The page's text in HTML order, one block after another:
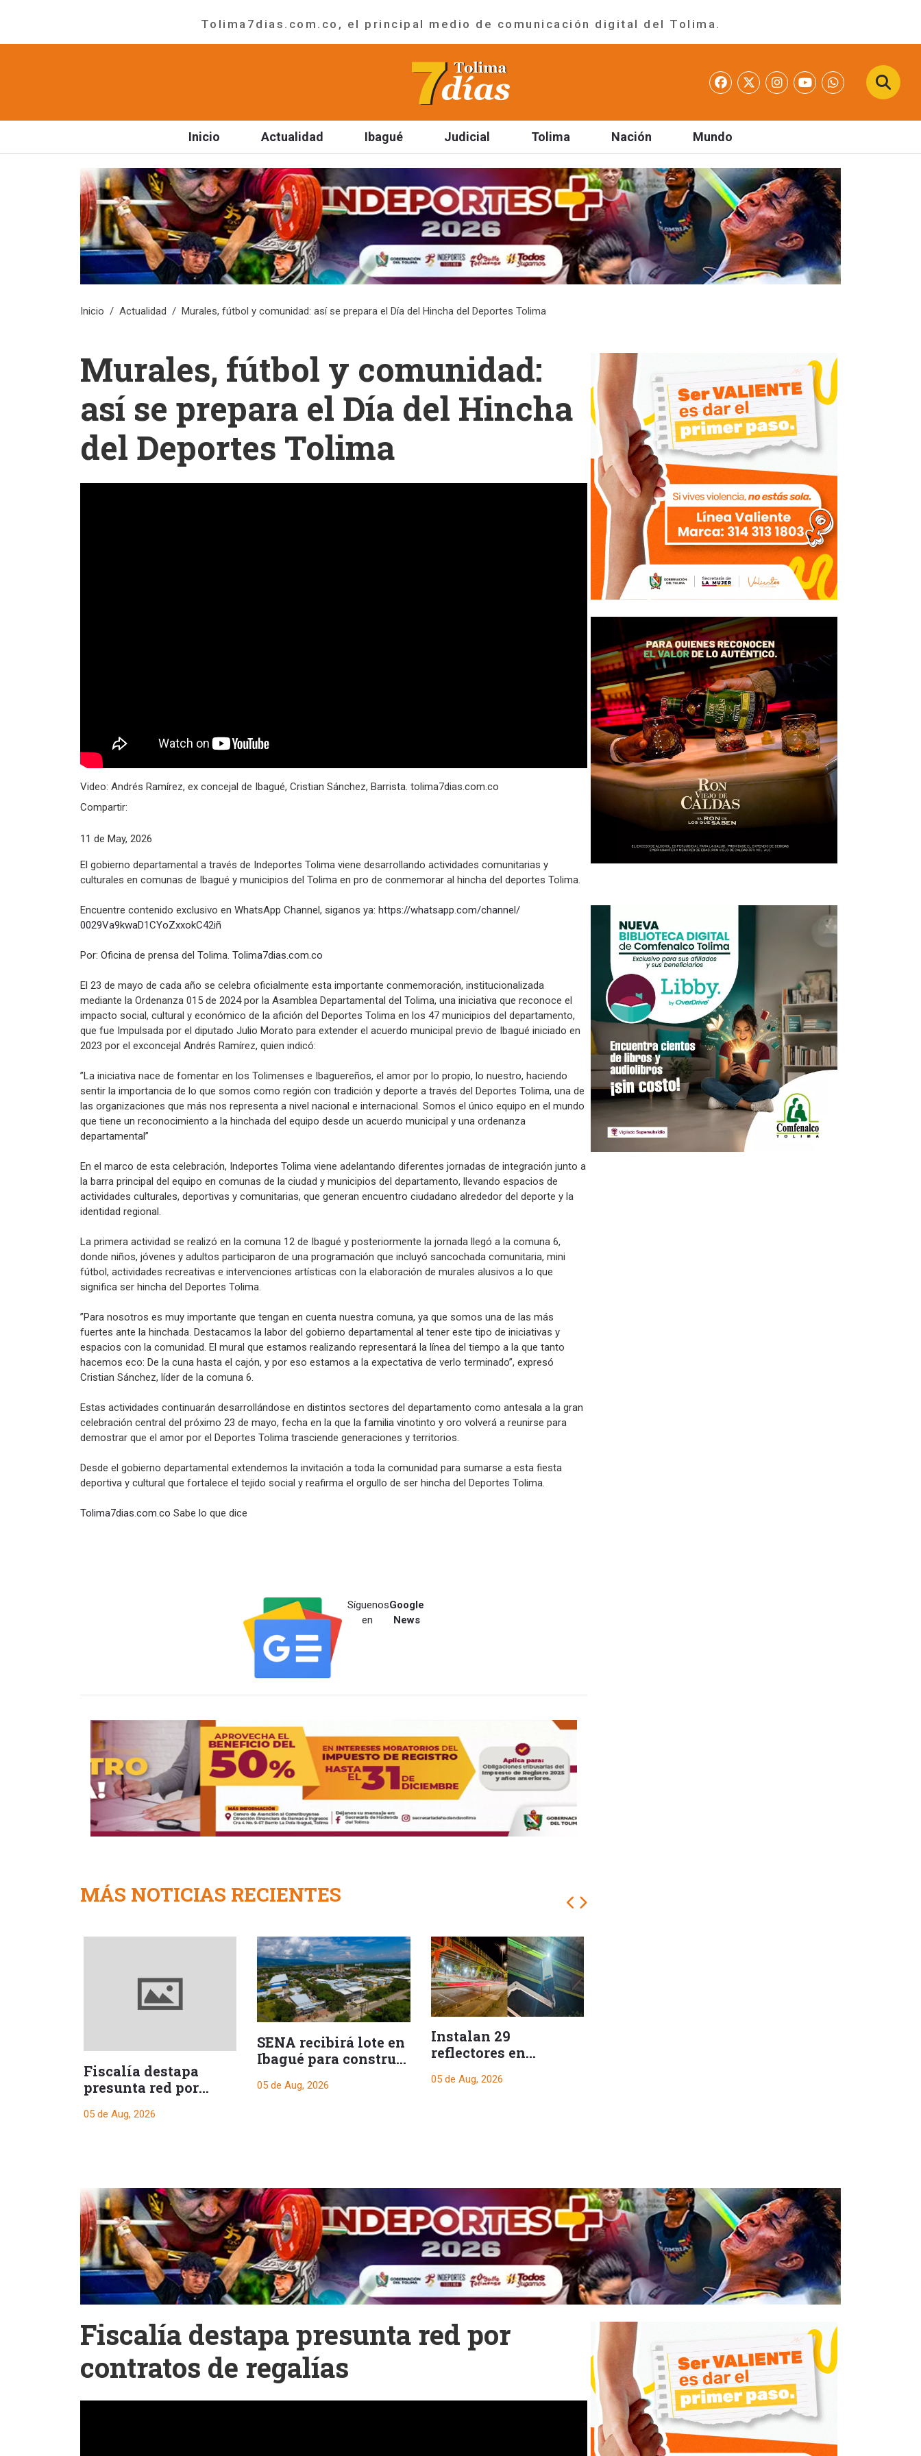
Tolima7dias.com.co, el principal medio de comunicación digital del Tolima.
Inicio Actualidad Ibagué Judicial Tolima Nación Mundo
Inicio Actualidad Murales, fútbol y comunidad: así se prepara el Día del Hincha del Deportes Tolima
Murales, fútbol y comunidad:
así se prepara el Día del Hincha
del Deportes Tolima
Video: Andrés Ramírez, ex concejal de Ibagué, Cristian Sánchez, Barrista. tolima7dias.com.co
Compartir:
11 de May, 2026
El gobierno departamental a través de Indeportes Tolima viene desarrollando actividades comunitarias y
culturales en comunas de Ibagué y municipios del Tolima en pro de conmemorar al hincha del deportes Tolima.
Encuentre contenido exclusivo en WhatsApp Channel, siganos ya: https://whatsapp.com/channel/
0029Va9kwaD1CYoZxxokC42iñ
Por: Oficina de prensa del Tolima. Tolima7dias.com.co
El 23 de mayo de cada año se celebra oficialmente esta importante conmemoración, institucionalizada
mediante la Ordenanza 015 de 2024 por la Asamblea Departamental del Tolima, una iniciativa que reconoce el
impacto social, cultural y económico de la afición del Deportes Tolima en los 47 municipios del departamento,
que fue Impulsada por el diputado Julio Morato para extender el acuerdo municipal previo de Ibagué iniciado en
2023 por el exconcejal Andrés Ramírez, quien indicó:
”La iniciativa nace de fomentar en los Tolimenses e Ibaguereños, el amor por lo propio, lo nuestro, haciendo
sentir la importancia de lo que somos como región con tradición y deporte a través del Deportes Tolima, una de
las organizaciones que más nos representa a nivel nacional e internacional. Somos el único equipo en el mundo
que tiene un reconocimiento a la hinchada del equipo desde un acuerdo municipal y una ordenanza
departamental”
En el marco de esta celebración, Indeportes Tolima viene adelantando diferentes jornadas de integración junto a
la barra principal del equipo en comunas de la ciudad y municipios del departamento, llevando espacios de
actividades culturales, deportivas y comunitarias, que generan encuentro ciudadano alrededor del deporte y la
identidad regional.
La primera actividad se realizó en la comuna 12 de Ibagué y posteriormente la jornada llegó a la comuna 6,
donde niños, jóvenes y adultos participaron de una programación que incluyó sancochada comunitaria, mini
fútbol, actividades recreativas e intervenciones artísticas con la elaboración de murales alusivos a lo que
significa ser hincha del Deportes Tolima.
”Para nosotros es muy importante que tengan en cuenta nuestra comuna, ya que somos una de las más
fuertes ante la hinchada. Destacamos la labor del gobierno departamental al tener este tipo de iniciativas y
espacios con la comunidad. El mural que estamos realizando representará la línea del tiempo a la que tanto
hacemos eco: De la cuna hasta el cajón, y por eso estamos a la expectativa de verlo terminado”, expresó
Cristian Sánchez, líder de la comuna 6.
Estas actividades continuarán desarrollándose en distintos sectores del departamento como antesala a la gran
celebración central del próximo 23 de mayo, fecha en la que la familia vinotinto y oro volverá a reunirse para
demostrar que el amor por el Deportes Tolima trasciende generaciones y territorios.
Desde el gobierno departamental extendemos la invitación a toda la comunidad para sumarse a esta fiesta
deportiva y cultural que fortalece el tejido social y reafirma el orgullo de ser hincha del Deportes Tolima.
Tolima7dias.com.co Sabe lo que dice
Síguenos
en
Google
News
MÁS NOTICIAS RECIENTES
Fiscalía destapa
presunta red por
05 de Aug, 2026
SENA recibirá lote en
Ibagué para construir
formación
05 de Aug, 2026
Instalan 29
reflectores en
reforzar la
05 de Aug, 2026
Fiscalía destapa presunta red por
contratos de regalías